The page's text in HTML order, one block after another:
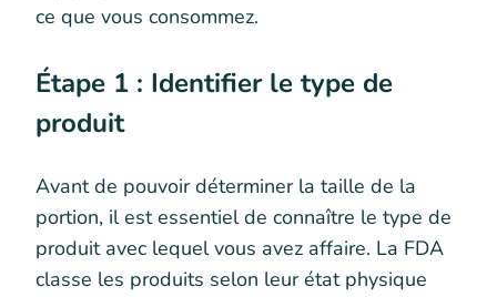
ce que vous consommez.
Étape 1 : Identifier le type de
produit
Avant de pouvoir déterminer la taille de la
portion, il est essentiel de connaître le type de
produit avec lequel vous avez affaire. La FDA
classe les produits selon leur état physique